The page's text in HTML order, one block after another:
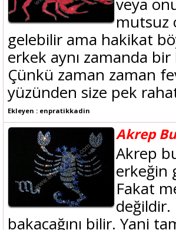
mutsuz
gelebilir ama hakikat
erkek aynı zamanda
Çünkü zaman zaman
yüzünden size pek
Ekleyen : enpratikkadin
Akrep
Akrep
erkeğin
Fakat
değildir.
bakacağını bilir. Yani